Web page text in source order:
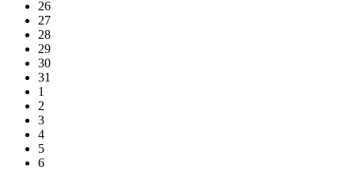
26
27
28
29
30
31
1
2
3
4
5
6